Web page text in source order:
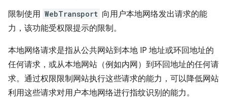
限制使用 WebTransport 向用户本地网络发出请求的能
力，该功能受权限提示的限制。
本地网络请求是指从公共网站到本地 IP 地址或环回地址的
任何请求，或从本地网站（例如内网）到环回地址的任何请
求。通过权限限制网站执行这些请求的能力，可以降低网站
利用这些请求对用户本地网络进行指纹识别的能力。